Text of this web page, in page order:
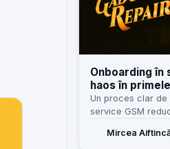
Onboarding în
haos în
Un proces clar de
service GSM
care știe tot”.
Mircea